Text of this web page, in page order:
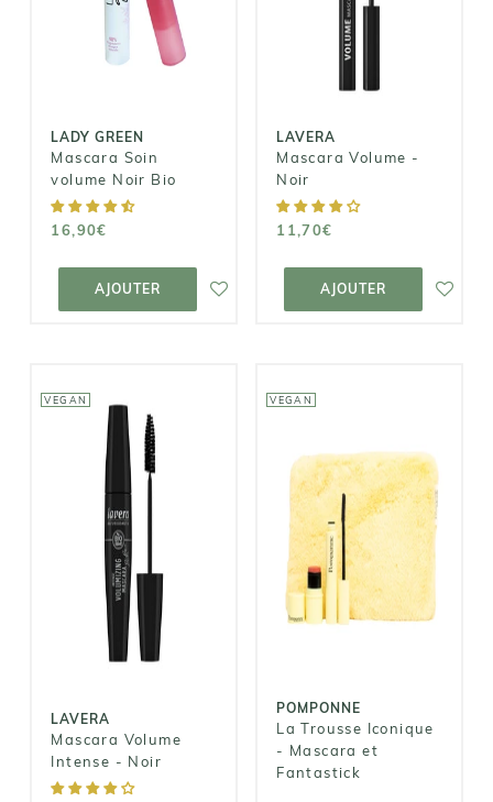
LADY GREEN
Mascara Soin
volume Noir Bio
16,90€
AJOUTER
volume Noir
AJOUTER AU
PANIER
LAVERA
Mascara Volume -
Noir
11,70€
AJOUTER
Mascara
Volume - Noir
AJOUTER AU
PANIER
VEGAN
LAVERA
Mascara Volume
Intense - Noir
LAVERA
Mascara
Volume
Intense - Noir
13,20€
VEGAN
POMPONNE
La Trousse Iconique
- Mascara et
Fantastick
POMPONNE
La Trousse
Iconique -
Mascara et